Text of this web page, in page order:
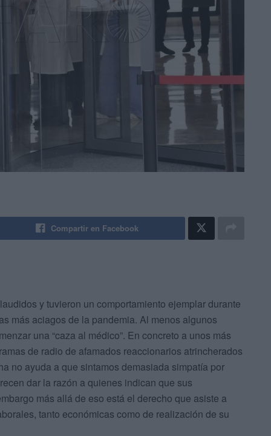
Compartir en Facebook
y tuvieron un comportamiento ejemplar durante
más aciagos de la pandemia. Al menos algunos
una “caza al médico”. En concreto a unos más
de radio de afamados reaccionarios atrincherados
no ayuda a que sintamos demasiada simpatía por
dar la razón a quienes indican que sus
más allá de eso está el derecho que asiste a
tanto económicas como de realización de su